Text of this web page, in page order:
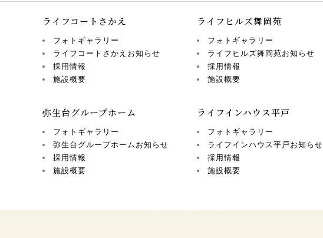
ライフコートさかえ
フォトギャラリー
ライフコートさかえお知らせ
採用情報
施設概要
ライフヒルズ舞岡苑
フォトギャラリー
ライフヒルズ舞岡苑お知らせ
採用情報
施設概要
弥生台グループホーム
フォトギャラリー
弥生台グループホームお知らせ
採用情報
施設概要
ライフインハウス平戸
フォトギャラリー
ライフインハウス平戸お知らせ
採用情報
施設概要